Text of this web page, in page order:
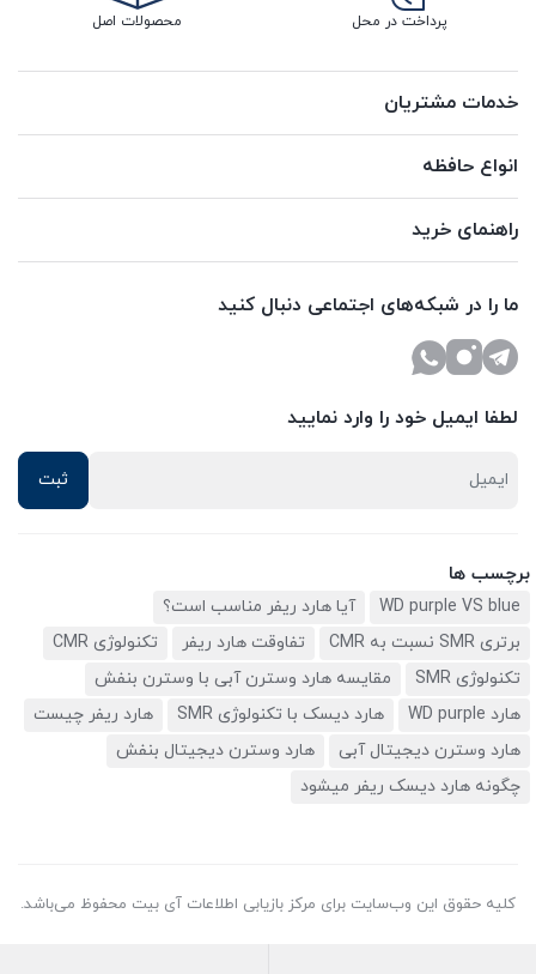
پرداخت در محل محصولات اصل
خدمات مشتریان
انواع حافظه
راهنمای خرید
ما را در شبکه‌های اجتماعی دنبال کنید
لطفا ایمیل خود را وارد نمایید
برچسب ها
WD purple VS blue
آیا هارد ریفر مناسب است؟
برتری SMR نسبت به CMR
تفاوقت هارد ریفر
تکنولوژی CMR
تکنولوژی SMR
مقایسه هارد وسترن آبی با وسترن بنفش
هارد WD purple
هارد دیسک با تکنولوژی SMR
هارد ریفر چیست
هارد وسترن دیجیتال آبی
هارد وسترن دیجیتال بنفش
چگونه هارد دیسک ریفر میشود
کلیه حقوق این وب‌سایت برای مرکز بازیابی اطلاعات آی بیت محفوظ می‌باشد.